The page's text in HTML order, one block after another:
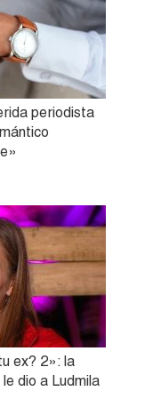
periodista
ex? 2»: la
dio a Ludmila